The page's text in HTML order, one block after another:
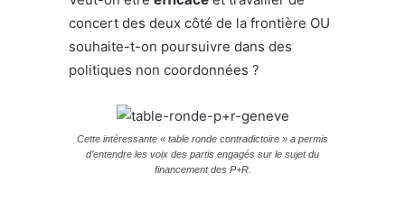
concert des deux côté de la frontière OU
souhaite-t-on poursuivre dans des
politiques non coordonnées ?
Cette intéressante « table ronde contradictoire » a permis
d’entendre les voix des partis engagés sur le sujet du
financement des P+R.